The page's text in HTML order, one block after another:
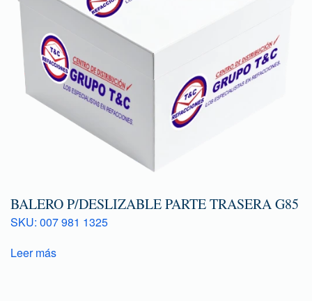
BALERO P/DESLIZABLE PARTE TRASERA G85
SKU: 007 981 1325
Leer más